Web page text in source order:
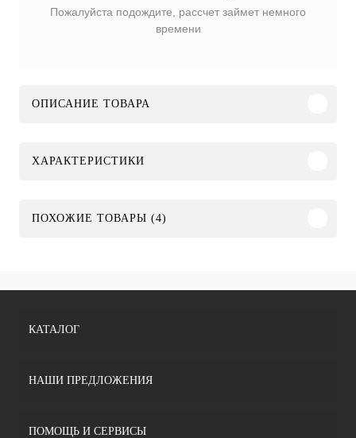
Пожалуйста подождите, рассчет займет немного
времени
ОПИСАНИЕ ТОВАРА
ХАРАКТЕРИСТИКИ
ПОХОЖИЕ ТОВАРЫ (4)
КАТАЛОГ
НАШИ ПРЕДЛОЖЕНИЯ
ПОМОЩЬ И СЕРВИСЫ